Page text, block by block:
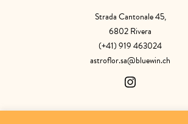
Strada Cantonale 45,
6802 Rivera
(+41) 919 463024
astroflor.sa@bluewin.ch